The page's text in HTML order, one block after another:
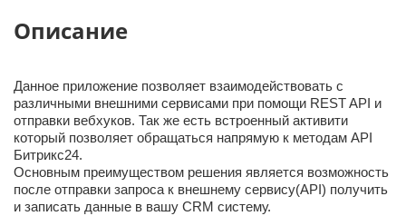
Описание
Данное приложение позволяет взаимодействовать с
различными внешними сервисами при помощи REST API и
отправки вебхуков. Так же есть встроенный активити
который позволяет обращаться напрямую к методам API
Битрикс24.
Основным преимуществом решения является возможность
после отправки запроса к внешнему сервису(API) получить
и записать данные в вашу CRM систему.